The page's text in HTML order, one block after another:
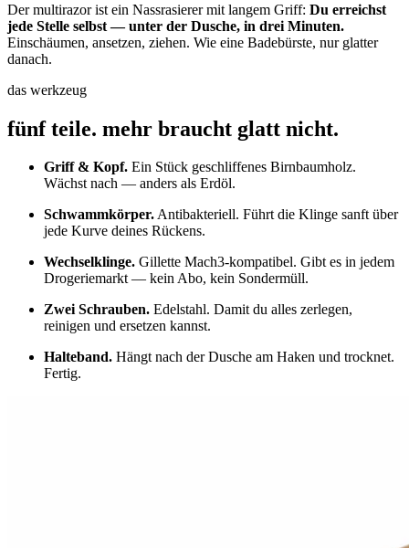
Der multirazor ist ein Nassrasierer mit langem Griff: Du erreichst
jede Stelle selbst — unter der Dusche, in drei Minuten.
Einschäumen, ansetzen, ziehen. Wie eine Badebürste, nur glatter
danach.
das werkzeug
fünf teile. mehr braucht glatt nicht.
Griff & Kopf. Ein Stück geschliffenes Birnbaumholz.
Wächst nach — anders als Erdöl.
Schwammkörper.Antibakteriell. Führt die Klinge sanft über
jede Kurve deines Rückens.
Wechselklinge. Gillette Mach3-kompatibel. Gibt es in jedem
Drogeriemarkt — kein Abo, kein Sondermüll.
Zwei Schrauben. Edelstahl. Damit du alles zerlegen,
reinigen und ersetzen kannst.
Halteband. Hängt nach der Dusche am Haken und trocknet.
Fertig.